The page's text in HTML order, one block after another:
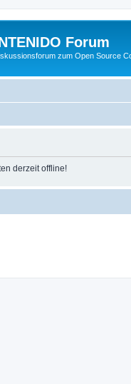
Forum
zum Open Source
derzeit offline!